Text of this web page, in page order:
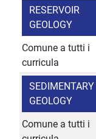
RESERVOIR
GEOLOGY
Comune a tutti i
curricula
SEDIMENTARY
GEOLOGY
Comune a tutti i